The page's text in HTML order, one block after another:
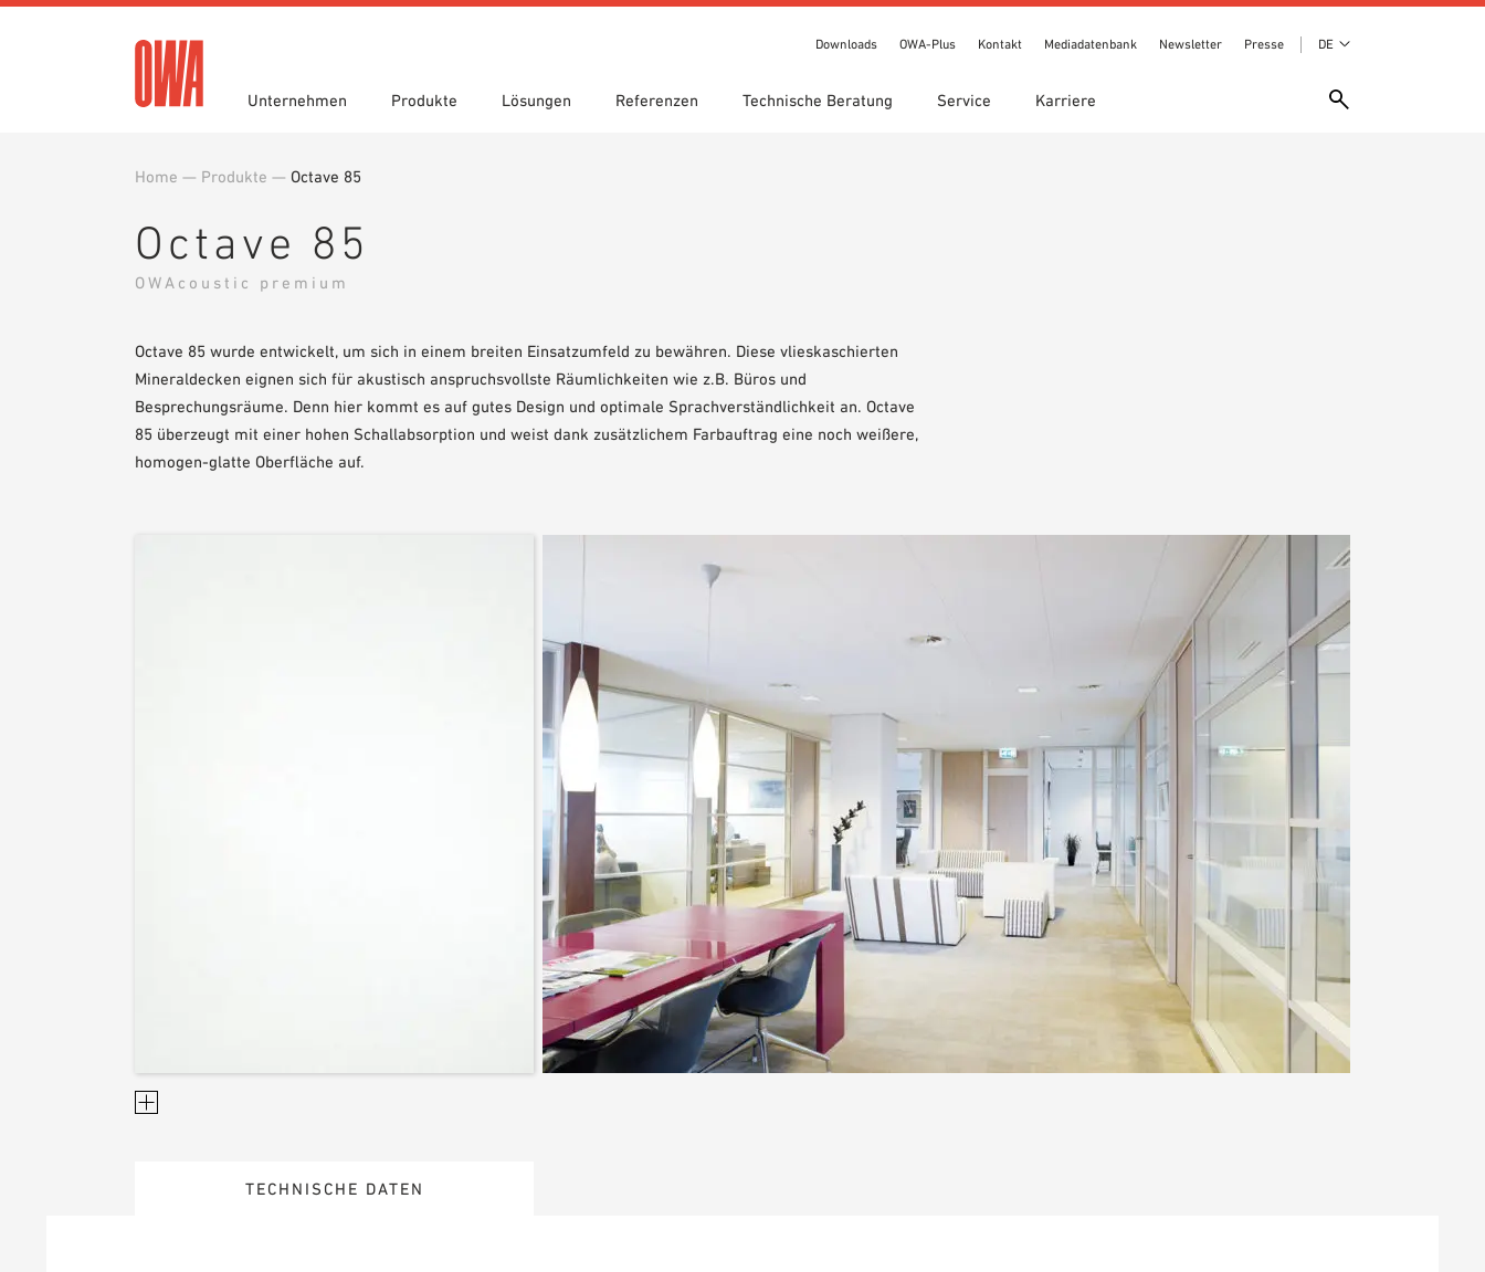
Downloads OWA-Plus Kontakt Mediadatenbank Newsletter Presse DE
Unternehmen
Historie
Nachhaltigkeit
Karriere
Produkte
Produktübersicht
Lösungen
Funktionen
Referenzen Technische Beratung Service
Ausschreibungstexte
Planungshilfen
OWA-Schulungen
Karriere
Jobportal
Home — Produkte — Octave 85
Octave 85
OWAcoustic premium
Octave 85 wurde entwickelt, um sich in einem breiten Einsatzumfeld zu bewähren. Diese vlieskaschierten
Mineraldecken eignen sich für akustisch anspruchsvollste Räumlichkeiten wie z.B. Büros und
Besprechungsräume. Denn hier kommt es auf gutes Design und optimale Sprachverständlichkeit an. Octave
85 überzeugt mit einer hohen Schallabsorption und weist dank zusätzlichem Farbauftrag eine noch weißere,
homogen-glatte Oberfläche auf.
TECHNISCHE DATEN